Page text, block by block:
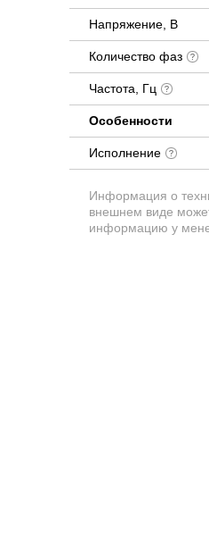
Напряжение, В
Количество фаз
Частота, Гц
Особенности
Исполнение
Информация о
внешнем виде
информацию у